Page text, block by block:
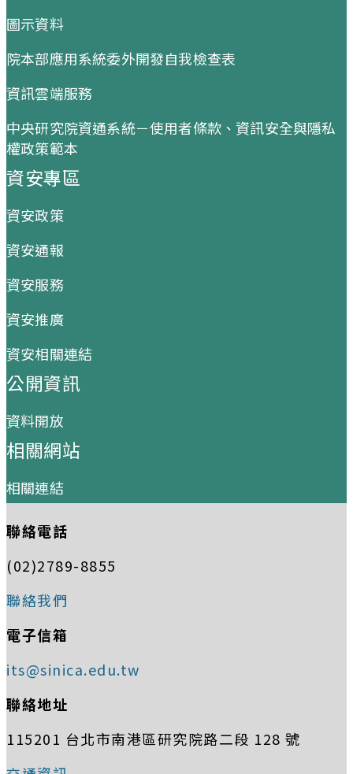
圖示資料
院本部應用系統委外開發自我檢查表
資訊雲端服務
中央研究院資通系統－使用者條款、資訊安全與隱私
權政策範本
資安專區
資安政策
資安通報
資安服務
資安推廣
資安相關連結
公開資訊
資料開放
相關網站
相關連結
聯絡電話
(02)2789-8855
聯絡我們
電子信箱
its@sinica.edu.tw
聯絡地址
115201 台北市南港區研究院路二段 128 號